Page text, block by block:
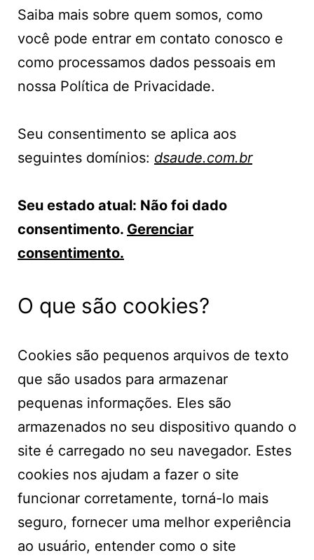
Saiba mais sobre quem somos, como
você pode entrar em contato conosco e
como processamos dados pessoais em
nossa Política de Privacidade.
Seu consentimento se aplica aos
seguintes domínios: dsaude.com.br
Seu estado atual: Não foi dado
consentimento. Gerenciar
consentimento.
O que são cookies?
Cookies são pequenos arquivos de texto
que são usados para armazenar
pequenas informações. Eles são
armazenados no seu dispositivo quando o
site é carregado no seu navegador. Estes
cookies nos ajudam a fazer o site
funcionar corretamente, torná-lo mais
seguro, fornecer uma melhor experiência
ao usuário, entender como o site